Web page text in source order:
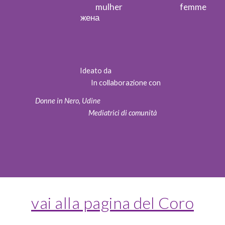
mulher femme
жена
Ideato da
In collaborazione con
Donne in Nero, Udine
Mediatrici di comunità
vai alla pagina del Coro